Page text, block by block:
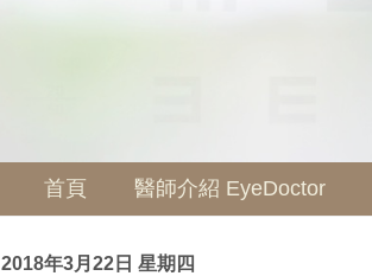
首頁 醫師介紹 EyeDoctor
2018年3月22日 星期四